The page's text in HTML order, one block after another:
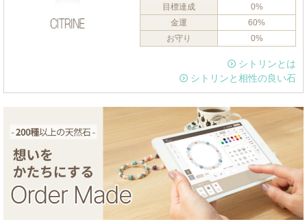
目標達成
0%
金運
60%
お守り
0%
シトリンとは
シトリンと相性の良い石